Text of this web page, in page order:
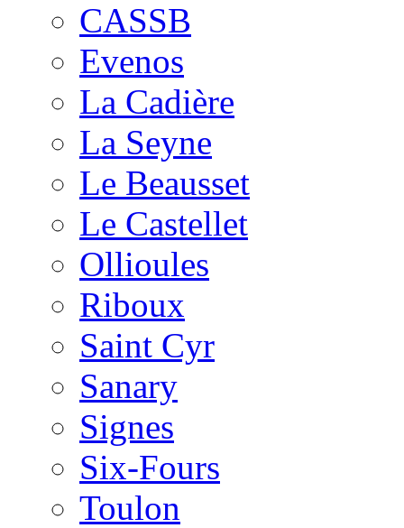
CASSB
Evenos
La Cadière
La Seyne
Le Beausset
Le Castellet
Ollioules
Riboux
Saint Cyr
Sanary
Signes
Six-Fours
Toulon